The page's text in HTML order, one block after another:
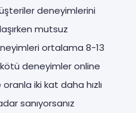
deneyimlerini
mutsuz
ortalama 8-13
deneyimler online
iki kat daha hızlı
sanıyorsanız